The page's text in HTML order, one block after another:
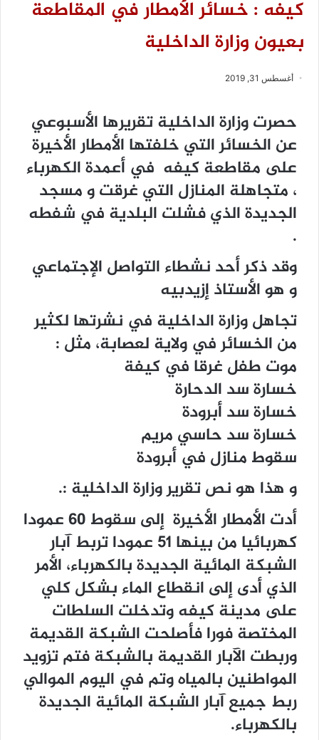
كيفه : خسائر الأمطار في المقاطعة
بعيون وزارة الداخلية
أغسطس 31, 2019
حصرت وزارة الداخلية تقريرها الأسبوعي
عن الخسائر التي خلفتها الأمطار الأخيرة
على مقاطعة كيفه في أعمدة الكهرباء
، متجاهلة المنازل التي غرقت و مسجد
الجديدة الذي فشلت البلدية في شفطه
.
وقد ذكر أحد نشطاء التواصل الإجتماعي
و هو الأستاذ إزيدبيه
تجاهل وزارة الداخلية في نشرتها لكثير
من الخسائر في ولاية لعصابة، مثل :
موت طفل غرقا في كيفة
خسارة سد الدحارة
خسارة سد أبرودة
خسارة سد حاسي مريم
سقوط منازل في أبرودة
و هذا هو نص تقرير وزارة الداخلية :.
أدت الأمطار الأخيرة ﺇﻟﻰ ﺳﻘﻮﻁ 60 ﻋﻤﻮﺩﺍ
ﻛﻬﺮﺑﺎﺋﻴﺎ ﻣﻦ ﺑﻴﻨﻬﺎ 51 ﻋﻤﻮﺩﺍ ﺗﺮﺑﻂ ﺁﺑﺎﺭ
ﺍﻟﺸﺒﻜﺔ ﺍﻟﻤﺎﺋﻴﺔ ﺍﻟﺠﺪﻳﺪﺓ ﺑﺎﻟﻜﻬﺮﺑﺎﺀ، ﺍﻷﻣﺮ
ﺍﻟﺬﻱ ﺃﺩﻯ ﺇﻟﻰ ﺍﻧﻘﻄﺎﻉ ﺍﻟﻤﺎﺀ ﺑﺸﻜﻞ ﻛﻠﻲ
ﻋﻠﻰ ﻣﺪﻳﻨﺔ ﻛﻴﻔﻪ ﻭﺗﺪﺧﻠﺖ ﺍﻟﺴﻠﻄﺎﺕ
ﺍﻟﻤﺨﺘﺼﺔ ﻓﻮﺭﺍ ﻓﺄﺻﻠﺤﺖ ﺍﻟﺸﺒﻜﺔ ﺍﻟﻘﺪﻳﻤﺔ
ﻭﺭﺑﻄﺖ ﺍﻵﺑﺎﺭ ﺍﻟﻘﺪﻳﻤﺔ ﺑﺎﻟﺸﺒﻜﺔ ﻓﺘﻢ ﺗﺰﻭﻳﺪ
ﺍﻟﻤﻮﺍﻃﻨﻴﻦ ﺑﺎﻟﻤﻴﺎﻩ ﻭﺗﻢ ﻓﻲ ﺍﻟﻴﻮﻡ ﺍﻟﻤﻮﺍﻟﻲ
ﺭﺑﻂ ﺟﻤﻴﻊ ﺁﺑﺎﺭ ﺍﻟﺸﺒﻜﺔ ﺍﻟﻤﺎﺋﻴﺔ ﺍﻟﺠﺪﻳﺪﺓ
ﺑﺎﻟﻜﻬﺮﺑﺎﺀ.